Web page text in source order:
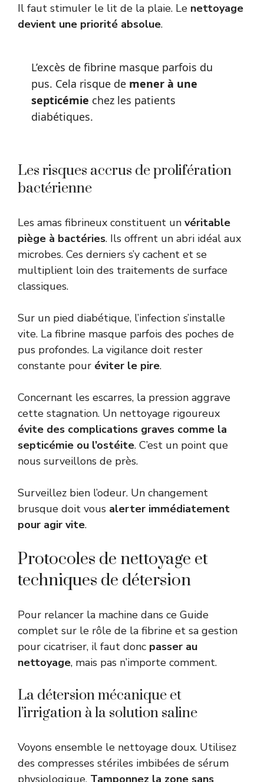
Il faut stimuler le lit de la plaie. Le nettoyage
devient une priorité absolue.
L’excès de fibrine masque parfois du
pus. Cela risque de mener à une
septicémie chez les patients
diabétiques.
Les risques accrus de prolifération
bactérienne
Les amas fibrineux constituent un véritable
piège à bactéries. Ils offrent un abri idéal aux
microbes. Ces derniers s’y cachent et se
multiplient loin des traitements de surface
classiques.
Sur un pied diabétique, l’infection s’installe
vite. La fibrine masque parfois des poches de
pus profondes. La vigilance doit rester
constante pour éviter le pire.
Concernant les escarres, la pression aggrave
cette stagnation. Un nettoyage rigoureux
évite des complications graves comme la
septicémie ou l’ostéite. C’est un point que
nous surveillons de près.
Surveillez bien l’odeur. Un changement
brusque doit vous alerter immédiatement
pour agir vite.
Protocoles de nettoyage et
techniques de détersion
Pour relancer la machine dans ce Guide
complet sur le rôle de la fibrine et sa gestion
pour cicatriser, il faut donc passer au
nettoyage, mais pas n’importe comment.
La détersion mécanique et
l’irrigation à la solution saline
Voyons ensemble le nettoyage doux. Utilisez
des compresses stériles imbibées de sérum
physiologique. Tamponnez la zone sans